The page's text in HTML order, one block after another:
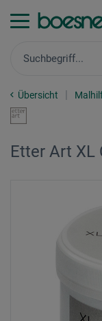
Übersicht
Etter Art XL